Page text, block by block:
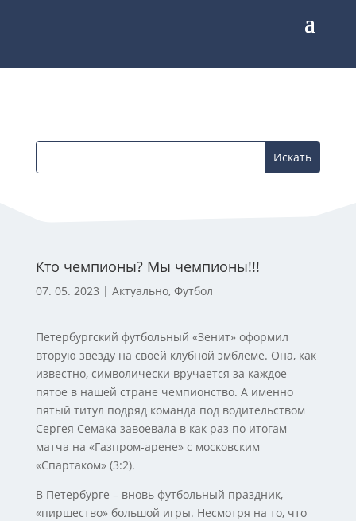
Кто чемпионы? Мы чемпионы!!!
07. 05. 2023 | Актуально, Футбол
Петербургский футбольный «Зенит» оформил
вторую звезду на своей клубной эмблеме. Она, как
известно, символически вручается за каждое
пятое в нашей стране чемпионство. А именно
пятый титул подряд команда под водительством
Сергея Семака завоевала в как раз по итогам
матча на «Газпром-арене» с московским
«Спартаком» (3:2).
В Петербурге – вновь футбольный праздник,
«пиршество» большой игры. Несмотря на то, что